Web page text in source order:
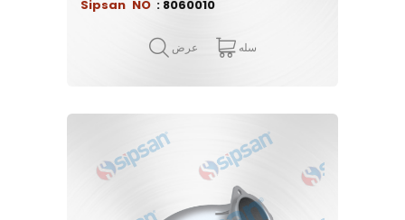
Sipsan
8060010
عرض سله